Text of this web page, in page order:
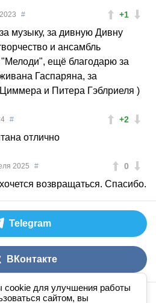
для улучшения работы
сайтом, вы
+1
#
музыку, за дивную Дивну
и ансамбль
ещё благодарю за
Гаспаряна, за
и Питера Гэблриеля )
+2
#
отлично
0
2025 #
возвращаться. Спасибо.
Telegram
ВКонтакте
онлайн книгав ухе